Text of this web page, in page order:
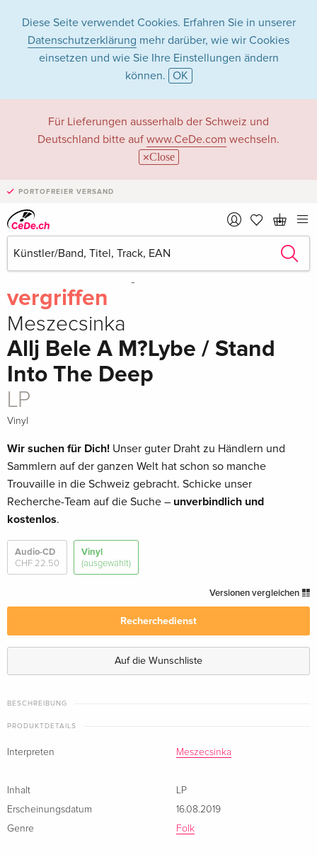
Diese Seite verwendet Cookies. Erfahren Sie in unserer
Datenschutzerklärung mehr darüber, wie wir Cookies
einsetzen und wie Sie Ihre Einstellungen ändern
können. OK
Für Lieferungen ausserhalb der Schweiz und
Deutschland bitte auf www.CeDe.com wechseln.
Close
PORTOFREIER VERSAND
vergriffen
Meszecsinka
Allj Bele A M?Lybe / Stand
Into The Deep
LP
Vinyl
Wir suchen für Dich! Unser guter Draht zu Händlern und
Sammlern auf der ganzen Welt hat schon so manche
Trouvaille in die Schweiz gebracht. Schicke unser
Recherche-Team auf die Suche – unverbindlich und
kostenlos.
Audio-CD
CHF 22.50
Vinyl
(ausgewählt)
Versionen vergleichen
Recherchedienst
Auf die Wunschliste
BESCHREIBUNG
PRODUKTDETAILS
Interpreten Meszecsinka
Inhalt
LP
Erscheinungsdatum
16.08.2019
Genre
Folk